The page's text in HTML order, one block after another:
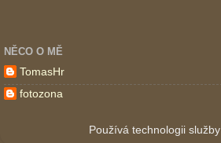
NĚCO O MĚ
TomasHr
fotozona
Používá technologii služby